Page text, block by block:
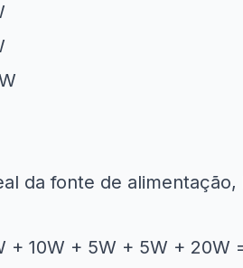
da fonte de
+ 10W + 5W + 5W + 20W